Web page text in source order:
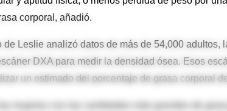
corporal, añadió.
de Leslie analizó datos de más de 54,000 adultos,
DXA para medir la densidad ósea. Esos
un estimado del porcentaje de grasa corporal